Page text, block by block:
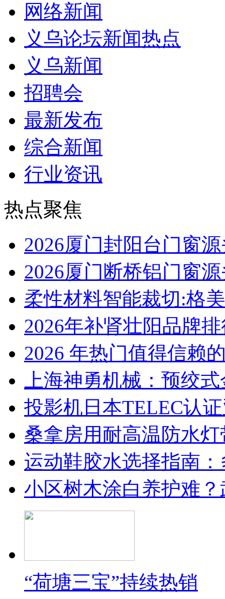
网络新闻
义乌论坛新闻热点
义乌新闻
招聘会
最新发布
综合新闻
行业资讯
热点聚焦
2026厦门封阳台门窗
2026厦门断桥铝门窗
柔性材料智能裁切:格
2026年补肾壮阳品牌
2026 年热门值得信赖
上海神勇机械：预绞
投影机日本TELEC认
桑拿房用耐高温防水
运动鞋胶水选择指南
小区树木涂白养护难
“荷塘三宝”持续热销